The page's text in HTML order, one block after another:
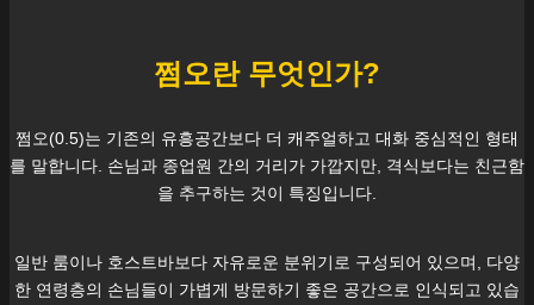
쩜오란 무엇인가?
쩜오(0.5)는 기존의 유흥공간보다 더 캐주얼하고 대화 중심적인 형태
를 말합니다. 손님과 종업원 간의 거리가 가깝지만, 격식보다는 친근함
을 추구하는 것이 특징입니다.
일반 룸이나 호스트바보다 자유로운 분위기로 구성되어 있으며, 다양
한 연령층의 손님들이 가볍게 방문하기 좋은 공간으로 인식되고 있습